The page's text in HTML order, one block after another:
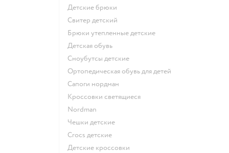
Детские брюки
Свитер детский
Брюки утепленные детские
Детская обувь
Сноубутсы детские
Ортопедическая обувь для детей
Сапоги нордман
Кроссовки светящиеся
Nordman
Чешки детские
Crocs детские
Детские кроссовки